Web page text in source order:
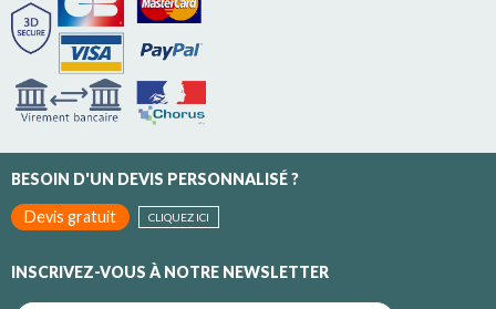
BESOIN D'UN DEVIS PERSONNALISÉ ?
Devis gratuit
CLIQUEZ ICI
INSCRIVEZ-VOUS À NOTRE NEWSLETTER